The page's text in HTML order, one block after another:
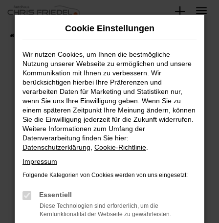
Zum
springen
Fahrzeugsuche
Fehler: Network Error
Beim Laden ist ein Fehler aufgetreten.
Hier sind ein paar Tipps, die dir helfen können:
Überprüfe deine Firewall und deine
Internetverbindung.
Laden andere Webseiten, zum Beispiel deine
Suchmaschine?
Prüfe deine Browsererweiterungen.
können das Laden bestimmter Seiten
verhindern. Funktioniert die Seite in einem
anderen Browser oder in einem privaten
Cookie Einstellungen
Wir nutzen Cookies, um Ihnen die bestmögliche
Nutzung unserer Webseite zu ermöglichen und unsere
Kommunikation mit Ihnen zu verbessern. Wir
berücksichtigen hierbei Ihre Präferenzen und
verarbeiten Daten für Marketing und Statistiken nur,
wenn Sie uns Ihre Einwilligung geben. Wenn Sie zu
einem späteren Zeitpunkt Ihre Meinung ändern, können
Sie die Einwilligung jederzeit für die Zukunft widerrufen.
Weitere Informationen zum Umfang der
Datenverarbeitung finden Sie hier:
Datenschutzerklärung Cookie-Richtlinie
Impressum
Folgende Kategorien von Cookies werden von uns eingesetzt:
Essentiell
Diese Technologien sind erforderlich, um die
Kernfunktionalität der Webseite zu gewährleisten.